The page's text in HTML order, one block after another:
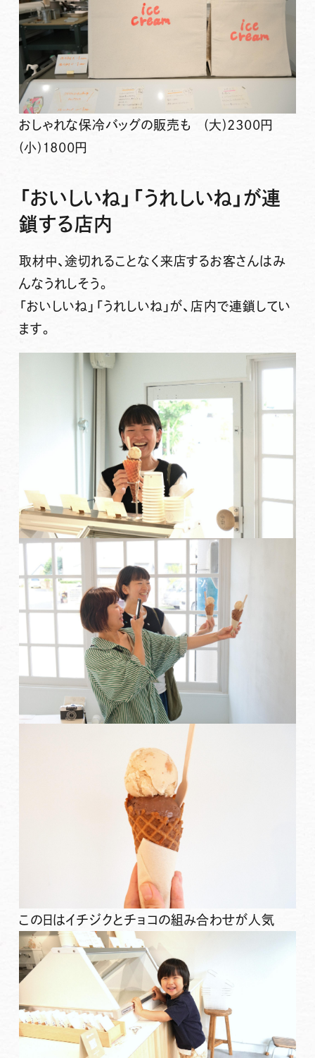
おしゃれな保冷バッグの販売も (大)2300円
(小)1800円
「おいしいね」「うれしいね」が連
鎖する店内
取材中、途切れることなく来店するお客さんはみ
んなうれしそう。
「おいしいね」「うれしいね」が、店内で連鎖してい
ます。
この日はイチジクとチョコの組み合わせが人気